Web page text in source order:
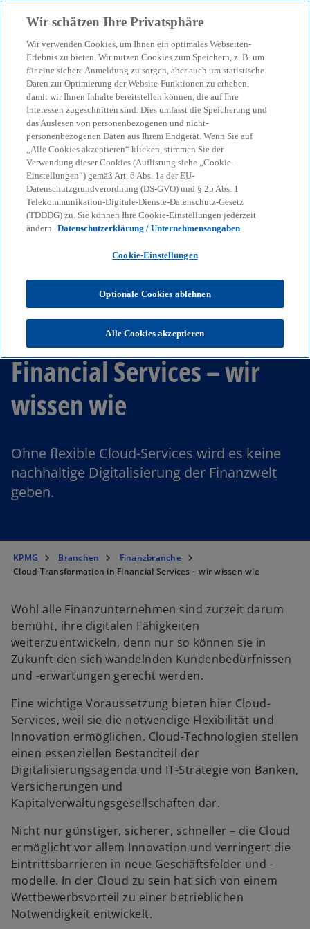
menu search
Cloud-Transformation in
Financial Services – wir
wissen wie
Ohne flexible Cloud-Services wird es keine
nachhaltige Digitalisierung der Finanzwelt
geben.
KPMG Branchen
Finanzbranche
Cloud-Transformation in Financial Services – wir wissen wie
Wohl alle Finanzunternehmen sind zurzeit darum
bemüht, ihre digitalen Fähigkeiten
weiterzuentwickeln, denn nur so können sie in
Zukunft den sich wandelnden Kundenbedürfnissen
und -erwartungen gerecht werden.
Eine wichtige Voraussetzung bieten hier Cloud-
Services, weil sie die notwendige Flexibilität und
Innovation ermöglichen. Cloud-Technologien stellen
einen essenziellen Bestandteil der
Digitalisierungsagenda und IT-Strategie von Banken,
Versicherungen und
Kapitalverwaltungsgesellschaften dar.
Nicht nur günstiger, sicherer, schneller – die Cloud
ermöglicht vor allem Innovation und verringert die
Eintrittsbarrieren in neue Geschäftsfelder und -
modelle. In der Cloud zu sein hat sich von einem
Wettbewerbsvorteil zu einer betrieblichen
Notwendigkeit entwickelt.
Wir schätzen Ihre Privatsphäre
Wir verwenden Cookies, um Ihnen ein optimales Webseiten-
Erlebnis zu bieten. Wir nutzen Cookies zum Speichern, z. B. um
für eine sichere Anmeldung zu sorgen, aber auch um statistische
Daten zur Optimierung der Website-Funktionen zu erheben,
damit wir Ihnen Inhalte bereitstellen können, die auf Ihre
Interessen zugeschnitten sind. Dies umfasst die Speicherung und
das Auslesen von personenbezogenen und nicht-
personenbezogenen Daten aus Ihrem Endgerät. Wenn Sie auf
„Alle Cookies akzeptieren“ klicken, stimmen Sie der
Verwendung dieser Cookies (Auflistung siehe „Cookie-
Einstellungen“) gemäß Art. 6 Abs. 1a der EU-
Datenschutzgrundverordnung (DS-GVO) und § 25 Abs. 1
Telekommunikation-Digitale-Dienste-Datenschutz-Gesetz
(TDDDG) zu. Sie können Ihre Cookie-Einstellungen jederzeit
ändern. Datenschutzerklärung / Unternehmensangaben
Cookie-Einstellungen
Optionale Cookies ablehnen
Alle Cookies akzeptieren